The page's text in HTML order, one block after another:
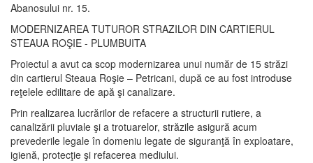
Abanosului nr. 15.
MODERNIZAREA TUTUROR STRAZILOR DIN CARTIERUL
STEAUA ROŞIE - PLUMBUITA
Proiectul a avut ca scop modernizarea unui număr de 15 străzi
din cartierul Steaua Roşie – Petricani, după ce au fost introduse
reţelele edilitare de apă şi canalizare.
Prin realizarea lucrărilor de refacere a structurii rutiere, a
canalizării pluviale şi a trotuarelor, străzile asigură acum
prevederile legale în domeniu legate de siguranţă în exploatare,
igienă, protecţie şi refacerea mediului.